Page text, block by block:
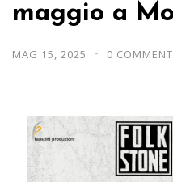
maggio a
MAG 15, 2025 0